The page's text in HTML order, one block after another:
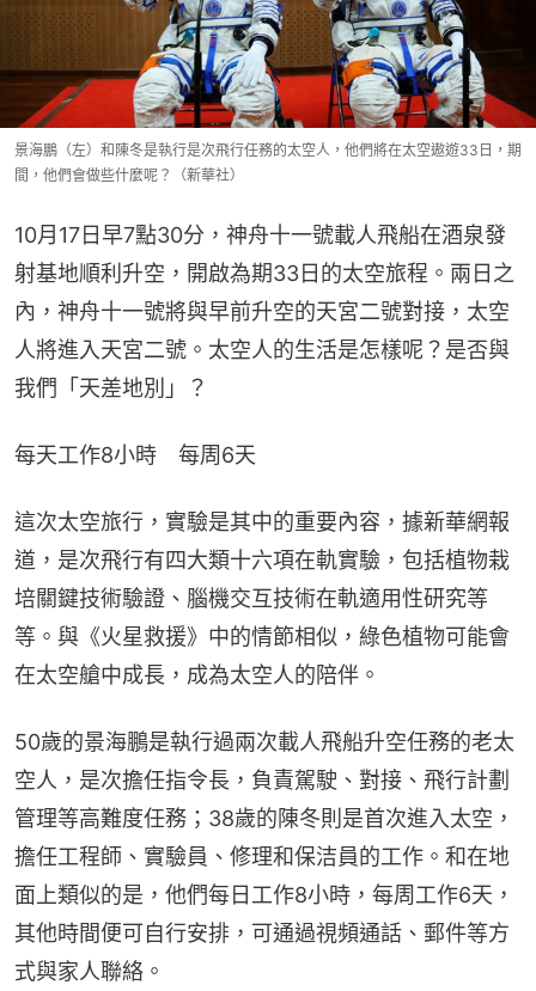
景海鵬（左）和陳冬是執行是次飛行任務的太空人，他們將在太空遨遊33日，期
間，他們會做些什麼呢？（新華社）
10月17日早7點30分，神舟十一號載人飛船在酒泉發
射基地順利升空，開啟為期33日的太空旅程。兩日之
內，神舟十一號將與早前升空的天宮二號對接，太空
人將進入天宮二號。太空人的生活是怎樣呢？是否與
我們「天差地別」？
每天工作8小時　每周6天
這次太空旅行，實驗是其中的重要內容，據新華網報
道，是次飛行有四大類十六項在軌實驗，包括植物栽
培關鍵技術驗證、腦機交互技術在軌適用性研究等
等。與《火星救援》中的情節相似，綠色植物可能會
在太空艙中成長，成為太空人的陪伴。
50歲的景海鵬是執行過兩次載人飛船升空任務的老太
空人，是次擔任指令長，負責駕駛、對接、飛行計劃
管理等高難度任務；38歲的陳冬則是首次進入太空，
擔任工程師、實驗員、修理和保洁員的工作。和在地
面上類似的是，他們每日工作8小時，每周工作6天，
其他時間便可自行安排，可通過視頻通話、郵件等方
式與家人聯絡。